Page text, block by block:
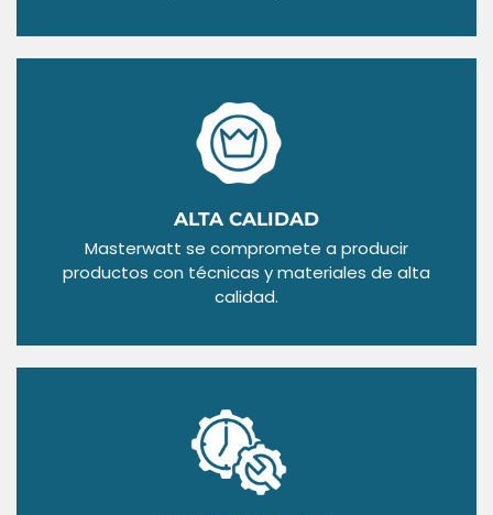
ALTA CALIDAD
Masterwatt se compromete a producir
productos con técnicas y materiales de alta
calidad.